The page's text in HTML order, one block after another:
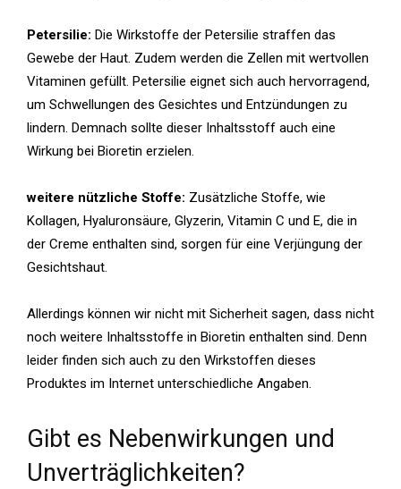
Petersilie: Die Wirkstoffe der Petersilie straffen das
Gewebe der Haut. Zudem werden die Zellen mit wertvollen
Vitaminen gefüllt. Petersilie eignet sich auch hervorragend,
um Schwellungen des Gesichtes und Entzündungen zu
lindern. Demnach sollte dieser Inhaltsstoff auch eine
Wirkung bei Bioretin erzielen.
weitere nützliche Stoffe: Zusätzliche Stoffe, wie
Kollagen, Hyaluronsäure, Glyzerin, Vitamin C und E, die in
der Creme enthalten sind, sorgen für eine Verjüngung der
Gesichtshaut.
Allerdings können wir nicht mit Sicherheit sagen, dass nicht
noch weitere Inhaltsstoffe in Bioretin enthalten sind. Denn
leider finden sich auch zu den Wirkstoffen dieses
Produktes im Internet unterschiedliche Angaben.
Gibt es Nebenwirkungen und
Unverträglichkeiten?